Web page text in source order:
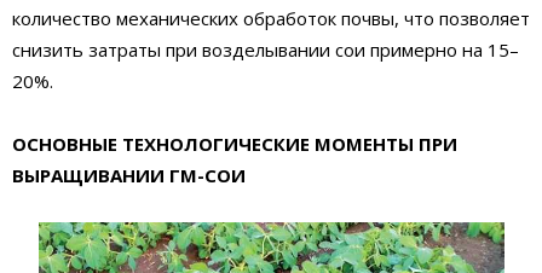
количество механических обработок почвы, что позволяет
снизить затраты при возделывании сои примерно на 15–
20%.
ОСНОВНЫЕ ТЕХНОЛОГИЧЕСКИЕ МОМЕНТЫ ПРИ
ВЫРАЩИВАНИИ ГМ-СОИ